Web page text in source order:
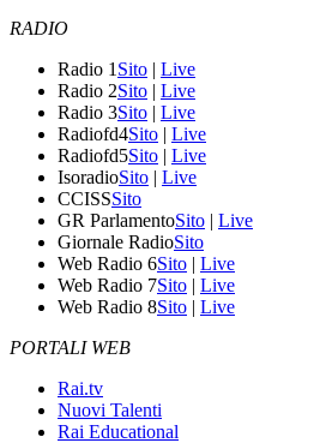
RADIO
Radio 1 Sito | Live
Radio 2Sito | Live
Radio 3Sito | Live
Radiofd4Sito | Live
Radiofd5Sito | Live
IsoradioSito | Live
CCISSSito
GR ParlamentoSito | Live
Giornale RadioSito
Web Radio 6Sito | Live
Web Radio 7Sito | Live
Web Radio 8Sito | Live
PORTALI WEB
Rai.tv
Nuovi Talenti
Rai Educational